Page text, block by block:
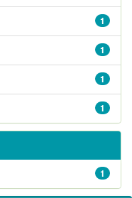
1
1
1
1
1